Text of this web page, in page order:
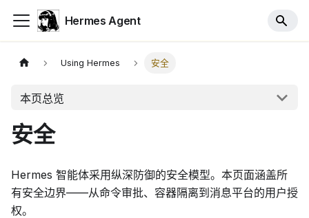
Hermes Agent
Using Hermes 安全
本页总览
安全
Hermes 智能体采用纵深防御的安全模型。本页面涵盖所
有安全边界——从命令审批、容器隔离到消息平台的用户授
权。